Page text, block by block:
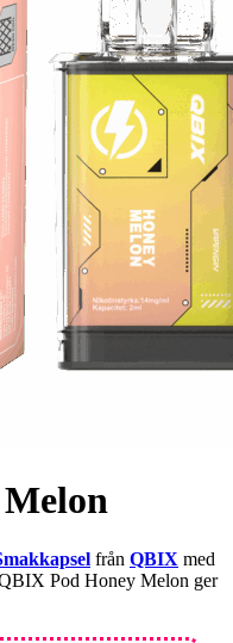
från QBIX med
Pod Honey Melon ger